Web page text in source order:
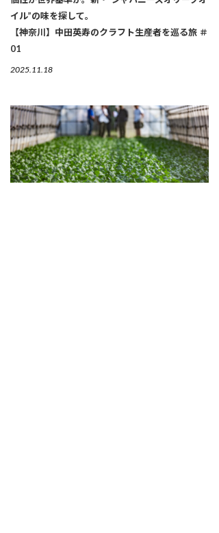
イル”の味を探して。
【神奈川】中田英寿のクラフト生産者を巡る旅 ＃
01
2025.11.18